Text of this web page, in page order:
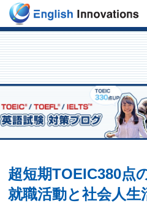
超短期TOEIC380点
就職活動と社会人生